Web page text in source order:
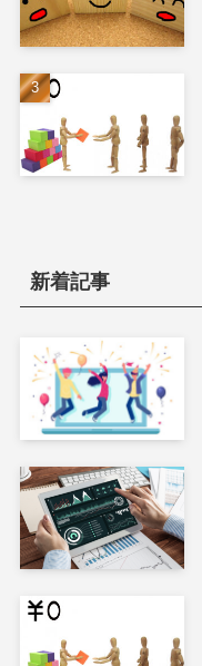
新着記事